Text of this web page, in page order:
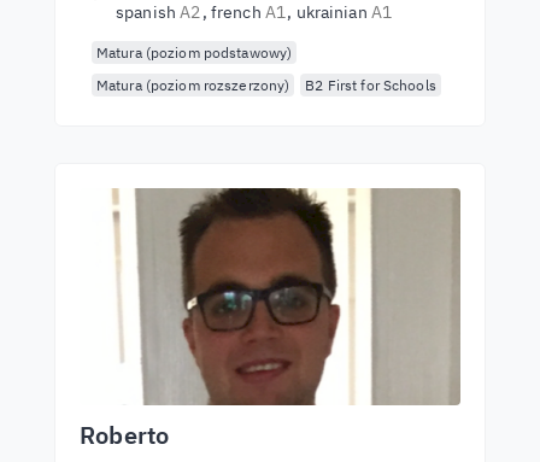
spanishA2 french A1 ukrainian A1
Matura (poziom podstawowy)
Matura (poziom rozszerzony)
B2 First for Schools
Roberto